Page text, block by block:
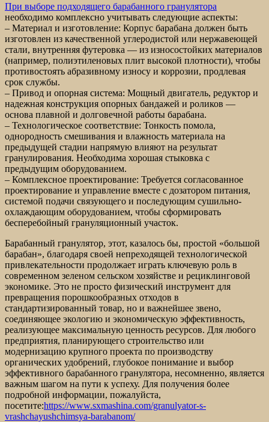
При выборе подходящего барабанного гранулятора
необходимо комплексно учитывать следующие аспекты:
– Материал и изготовление: Корпус барабана должен быть
изготовлен из качественной углеродистой или нержавеющей
стали, внутренняя футеровка — из износостойких материалов
(например, полиэтиленовых плит высокой плотности), чтобы
противостоять абразивному износу и коррозии, продлевая
срок службы.
– Привод и опорная система: Мощный двигатель, редуктор и
надежная конструкция опорных бандажей и роликов —
основа плавной и долговечной работы барабана.
– Технологическое соответствие: Тонкость помола,
однородность смешивания и влажность материала на
предыдущей стадии напрямую влияют на результат
гранулирования. Необходима хорошая стыковка с
предыдущим оборудованием.
– Комплексное проектирование: Требуется согласованное
проектирование и управление вместе с дозатором питания,
системой подачи связующего и последующим сушильно-
охлаждающим оборудованием, чтобы сформировать
бесперебойный грануляционный участок.
Барабанный гранулятор, этот, казалось бы, простой «большой
барабан», благодаря своей непреходящей технологической
привлекательности продолжает играть ключевую роль в
современном зеленом сельском хозяйстве и рециклинговой
экономике. Это не просто физический инструмент для
превращения порошкообразных отходов в
стандартизированный товар, но и важнейшее звено,
соединяющее экологию и экономическую эффективность,
реализующее максимальную ценность ресурсов. Для любого
предприятия, планирующего строительство или
модернизацию крупного проекта по производству
органических удобрений, глубокое понимание и выбор
эффективного барабанного гранулятора, несомненно, является
важным шагом на пути к успеху. Для получения более
подробной информации, пожалуйста,
посетите:https://www.sxmashina.com/granulyator-s-
vrashchayushchimsya-barabanom/